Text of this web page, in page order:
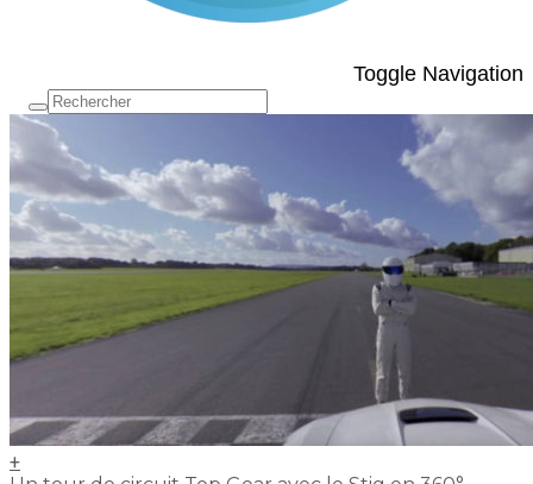
Toggle Navigation
+